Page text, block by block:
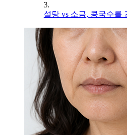
3.
설탕 vs 소금, 콩국수를